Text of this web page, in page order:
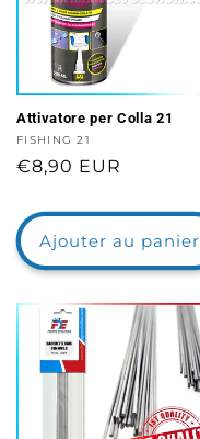
Attivatore per Colla 21
Distributeur :
FISHING 21
Prix
€8,90 EUR
Ajouter au panier